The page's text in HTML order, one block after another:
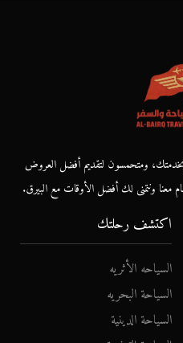
ومتحمسون لتقديم أفضل العروض
ونتمنى لك أفضل الأوقات مع البيرق.
اكتشف رحلتك
السياحه الأثريه
السياحة البحريه
السياحة الدينية